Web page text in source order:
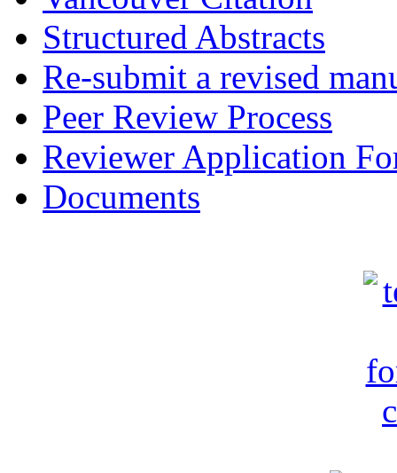
Structured Abstracts
Re-submit a revised
Peer Review Process
Reviewer Application
Documents